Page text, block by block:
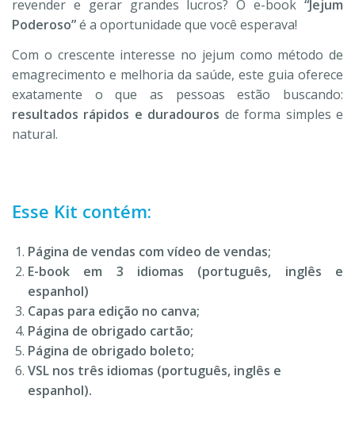
revender e gerar grandes lucros? O e-book “Jejum
Poderoso”é a oportunidade que você esperava!
Com o crescente interesse no jejum como método de
emagrecimento e melhoria da saúde, este guia oferece
exatamente o que as pessoas estão buscando:
resultados rápidos e duradouros de forma simples e
natural.
Esse Kit contém:
Página de vendas com vídeo de vendas;
E-book em 3 idiomas (português, inglês e
espanhol)
Capas para edição no canva;
Página de obrigado cartão;
Página de obrigado boleto;
VSL nos três idiomas (português, inglês e
espanhol).